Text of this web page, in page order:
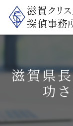
滋賀県
功